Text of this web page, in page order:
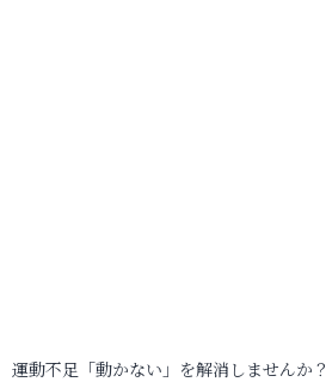
運動不足「動かない」を解消しませんか？